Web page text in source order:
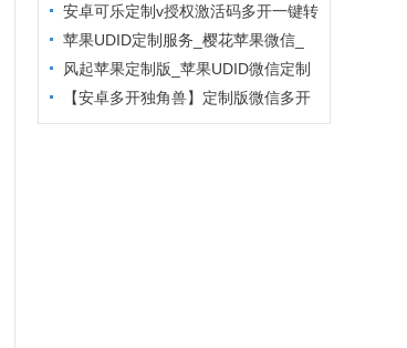
主题更换
安卓可乐定制v授权激活码多开一键转
发苹果UDID定制服务_樱花苹果微信_
定制多开专属版本
风起苹果定制版_苹果UDID微信定制
_微信分身定制服务
【安卓多开独角兽】定制版微信多开
防封6.2版本